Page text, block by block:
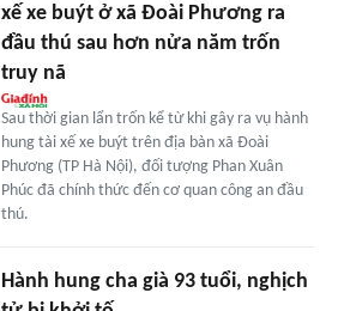
xế xe buýt ở xã Đoài Phương ra
đầu thú sau hơn nửa năm trốn
truy nã
Sau thời gian lẩn trốn kể từ khi gây ra vụ hành
hung tài xế xe buýt trên địa bàn xã Đoài
Phương (TP Hà Nội), đối tượng Phan Xuân
Phúc đã chính thức đến cơ quan công an đầu
thú.
Hành hung cha già 93 tuổi, nghịch